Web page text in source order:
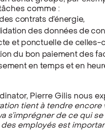
comme :
contrats d’énergie,
des données de
et ponctuelle de celles-
du bon paiement des
en temps et en
Pierre Gilis nous
tient à tendre encore
s’imprégner de ce qui
employés est